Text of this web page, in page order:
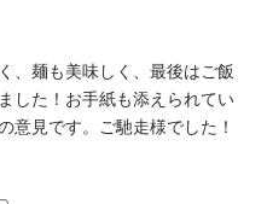
、麺も美味しく、最後はご飯
した！お手紙も添えられてい
意見です。ご馳走様でした！